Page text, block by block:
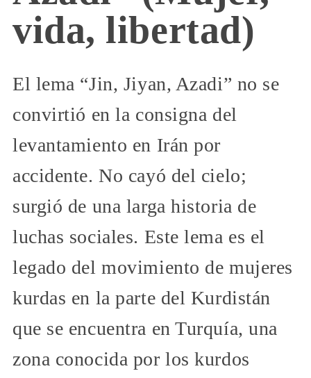
vida, libertad)
El lema “Jin, Jiyan, Azadi” no se
convirtió en la consigna del
levantamiento en Irán por
accidente. No cayó del cielo;
surgió de una larga historia de
luchas sociales. Este lema es el
legado del movimiento de mujeres
kurdas en la parte del Kurdistán
que se encuentra en Turquía, una
zona conocida por los kurdos